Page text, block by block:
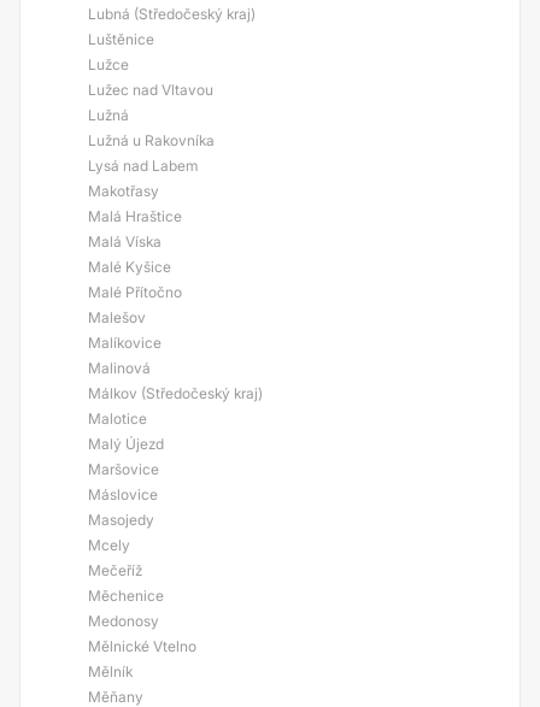
Lubná (Středočeský kraj)
Luštěnice
Lužce
Lužec nad Vltavou
Lužná
Lužná u Rakovníka
Lysá nad Labem
Makotřasy
Malá Hraštice
Malá Víska
Malé Kyšice
Malé Přítočno
Malešov
Malíkovice
Malinová
Málkov (Středočeský kraj)
Malotice
Malý Újezd
Maršovice
Máslovice
Masojedy
Mcely
Mečeříž
Měchenice
Medonosy
Mělnické Vtelno
Mělník
Měňany